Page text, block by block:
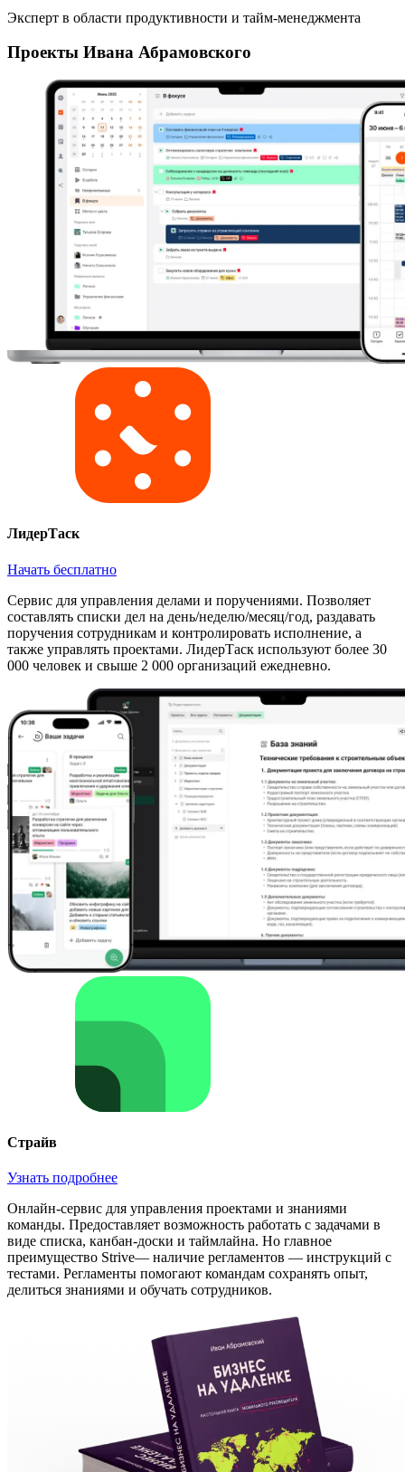
Эксперт в области продуктивности и тайм-менеджмента
Проекты Ивана Абрамовского
ЛидерТаск
Начать бесплатно
Сервис для управления делами и поручениями. Позволяет
составлять списки дел на день/неделю/месяц/год, раздавать
поручения сотрудникам и контролировать исполнение, а
также управлять проектами. ЛидерТаск используют более 30
000 человек и свыше 2 000 организаций ежедневно.
Страйв
Узнать подробнее
Онлайн-сервис для управления проектами и знаниями
команды. Предоставляет возможность работать с задачами в
виде списка, канбан-доски и таймлайна. Но главное
преимущество Strive— наличие регламентов — инструкций с
тестами. Регламенты помогают командам сохранять опыт,
делиться знаниями и обучать сотрудников.